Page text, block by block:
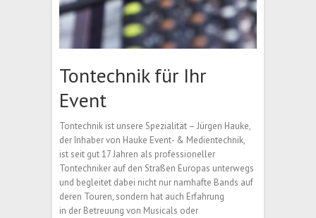
Tontechnik für Ihr
Event
Tontechnik ist unsere Spezialität – Jürgen Hauke,
der Inhaber von Hauke Event- & Medientechnik,
ist seit gut 17 Jahren als professioneller
Tontechniker auf den Straßen Europas unterwegs
und begleitet dabei nicht nur namhafte Bands auf
deren Touren, sondern hat auch Erfahrung
in der Betreuung von Musicals oder